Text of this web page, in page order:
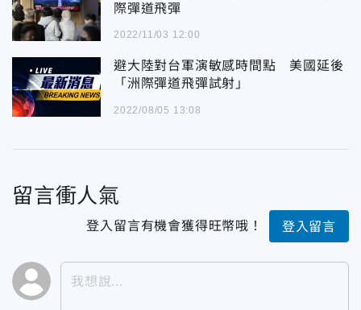
際彈道飛彈
2022/11/03 12:00
避大陸對台軍演敏感時間點 美國延後
「洲際彈道飛彈試射」
2022/08/05 13:08
留言衝人氣
登入留言有機會獲得旺幣哦！ 登入留言